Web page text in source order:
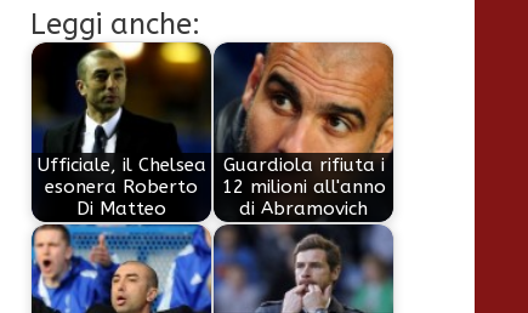
Leggi anche:
Ufficiale, il Chelsea
esonera Roberto
Di Matteo
Guardiola rifiuta i
12 milioni all'anno
di Abramovich